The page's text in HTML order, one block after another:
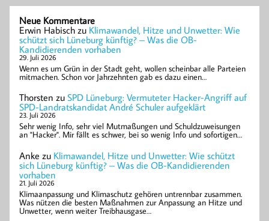
Neue Kommentare
Erwin Habisch zu Klimawandel, Hitze und Unwetter: Wie
schützt sich Lüneburg künftig? – Was die OB-
Kandidierenden vorhaben
29. Juli 2026
Wenn es um Grün in der Stadt geht, wollen scheinbar alle Parteien
mitmachen. Schon vor Jahrzehnten gab es dazu einen…
Thorsten zu SPD Lüneburg: Vermuteter Hacker-Angriff auf
SPD-Landratskandidat André Schuler aufgeklärt
23. Juli 2026
Sehr wenig Info, sehr viel Mutmaßungen und Schuldzuweisungen
an "Hacker". Mir fällt es schwer, bei so wenig Info und sofortigen…
Anke zu Klimawandel, Hitze und Unwetter: Wie schützt
sich Lüneburg künftig? – Was die OB-Kandidierenden
vorhaben
21. Juli 2026
Klimaanpassung und Klimaschutz gehören untrennbar zusammen.
Was nützen die besten Maßnahmen zur Anpassung an Hitze und
Unwetter, wenn weiter Treibhausgase…